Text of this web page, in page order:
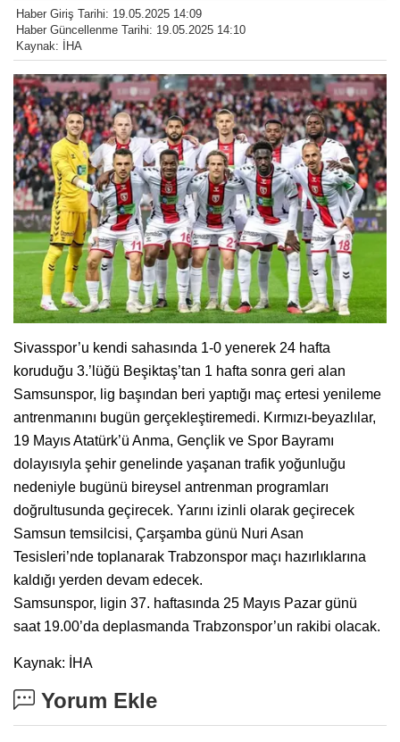
Haber Giriş Tarihi: 19.05.2025 14:09
Haber Güncellenme Tarihi: 19.05.2025 14:10
Kaynak: İHA
Sivasspor’u kendi sahasında 1-0 yenerek 24 hafta
koruduğu 3.’lüğü Beşiktaş’tan 1 hafta sonra geri alan
Samsunspor, lig başından beri yaptığı maç ertesi yenileme
antrenmanını bugün gerçekleştiremedi. Kırmızı-beyazlılar,
19 Mayıs Atatürk’ü Anma, Gençlik ve Spor Bayramı
dolayısıyla şehir genelinde yaşanan trafik yoğunluğu
nedeniyle bugünü bireysel antrenman programları
doğrultusunda geçirecek. Yarını izinli olarak geçirecek
Samsun temsilcisi, Çarşamba günü Nuri Asan
Tesisleri’nde toplanarak Trabzonspor maçı hazırlıklarına
kaldığı yerden devam edecek.
Samsunspor, ligin 37. haftasında 25 Mayıs Pazar günü
saat 19.00’da deplasmanda Trabzonspor’un rakibi olacak.
Kaynak: İHA
Yorum Ekle